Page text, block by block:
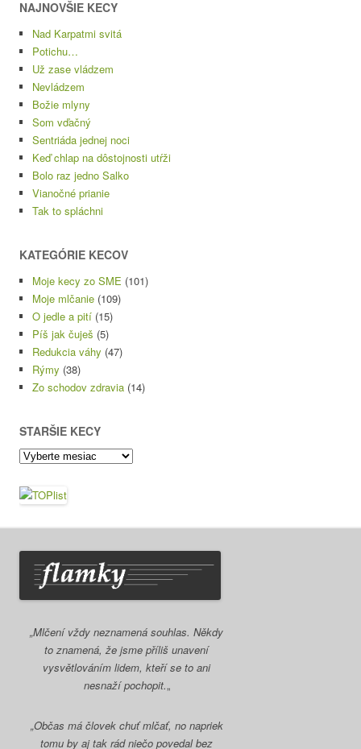
NAJNOVŠIE KECY
Nad Karpatmi svitá
Potichu…
Už zase vládzem
Nevládzem
Božie mlyny
Som vďačný
Sentriáda jednej noci
Keď chlap na dôstojnosti utŕži
Bolo raz jedno Salko
Vianočné prianie
Tak to spláchni
KATEGÓRIE KECOV
Moje kecy zo SME (101)
Moje mlčanie (109)
O jedle a pití (15)
Píš jak čuješ (5)
Redukcia váhy (47)
Rýmy (38)
Zo schodov zdravia (14)
STARŠIE KECY
Staršie
kecy
„Mlčení vždy neznamená souhlas. Někdy
to znamená, že jsme příliš unavení
vysvětlováním lidem, kteří se to ani
nesnaží pochopit.„
„Občas má človek chuť mlčať, no napriek
tomu by aj tak rád niečo povedal bez